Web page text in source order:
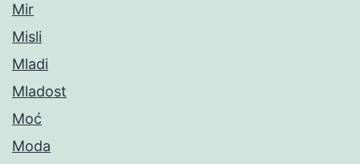
Mir
Misli
Mladi
Mladost
Moć
Moda